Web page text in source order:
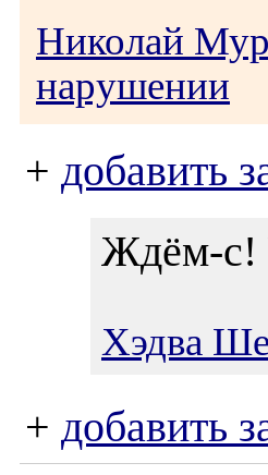
Николай
нарушении
+ добавить
Ждём-с!
Хэдва
+ добавить